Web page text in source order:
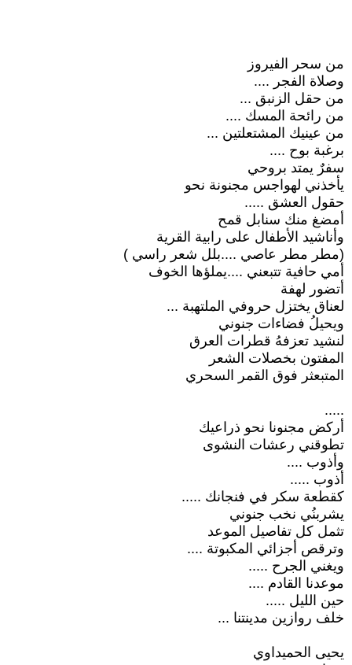
من سحر الفيروز
وصلاة الفجر ....
من حقل الزنبق ...
من رائحة المسك ....
من عينيك المشتعلتين ...
برغبة بوح ....
سفرٌ يمتد بروحي
يأخذني لهواجس مجنونة نحو
حقول العشق .....
أمضغ منك سنابل قمح
وأناشيد الأطفال على رابية القرية
(مطر مطر عاصي ....بلل شعر راسي )
أمي حافية تتبعني ....يملؤها الخوف
أتضور لهفة
لعناق يختزل حروفي الملتهبة ...
ويحيلُ فضاءات جنوني
لنشيد تعزفهُ قطرات العرق
المفتون بخصلات الشعر
المتبعثر فوق القمر السحري
.....
أركض مجنونا نحو ذراعيك
تطوقني رعشات النشوى
وأذوب ....
أذوب .....
كقطعة سكر في فنجانك .....
يشربنُي نخب جنوني
تثمل كل تفاصيل الموعد
وترقص أجزائي المكبوتة ....
ويغني الجرح .....
موعدنا القادم ....
حين الليل .....
خلف روازين مدينتنا ...
يحيى الحميداوي